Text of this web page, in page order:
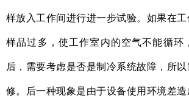
样放入工作间进行进一步试验。如果在
样品过多，使工作室内的空气不能循环
后，需要考虑是否是制冷系统故障，所
修。后一种现象是由于设备使用环境差